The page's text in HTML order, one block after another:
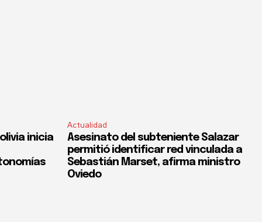
inicia
Actualidad
Asesinato del subteniente Salazar
permitió identificar red vinculada a
Sebastián Marset, afirma ministro
Oviedo